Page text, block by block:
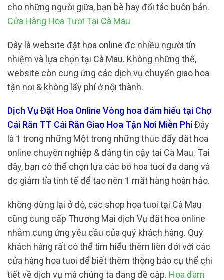
cho những người giữa, bạn bè hay đối tác buôn bán.
Cửa Hàng Hoa Tươi Tại Cà Mau
Đây là website đặt hoa online đc nhiều người tín
nhiệm và lựa chọn tại Cà Mau. Không những thế,
website còn cung ứng các dịch vụ chuyển giao hoa
tận nơi & không lấy phí ở nội thành.
Dịch Vụ Đặt Hoa Online Vòng hoa đám hiếu tại Chợ
Cái Răn TT Cái Răn Giao Hoa Tận Nơi Miễn PhíĐây
là 1 trong những Một trong những thúc đẩy đặt hoa
online chuyên nghiệp & đáng tin cậy tại Cà Mau. Tại
đây, bạn có thể chọn lựa các bó hoa tuoi đa dạng và
đc giảm tỉa tinh tế để tạo nên 1 mặt hàng hoàn hảo.
không dừng lại ở đó, các shop hoa tuoi tại Cà Mau
cũng cung cấp Thương Mại dịch Vụ đặt hoa online
nhằm cung ứng yêu cầu của quý khách hàng. Quý
khách hàng rất có thể tìm hiểu thêm liên đới với các
cửa hàng hoa tuoi để biết thêm thông báo cụ thể chi
tiết về dịch vụ mà chúng ta đang đề cập. Hoa đám